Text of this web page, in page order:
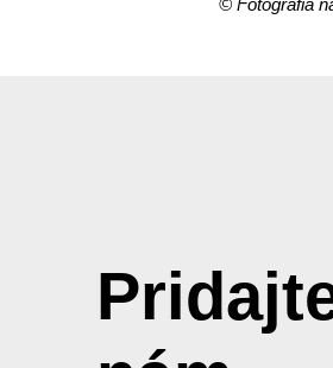
© Fotografia